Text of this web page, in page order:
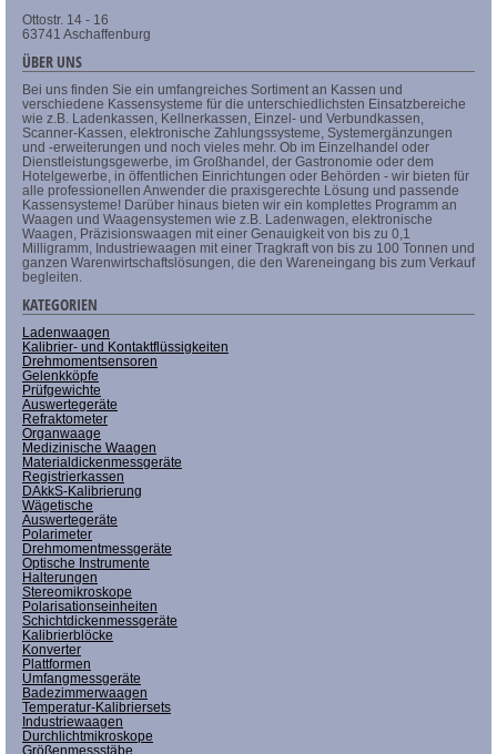
Ottostr. 14 - 16
63741 Aschaffenburg
ÜBER UNS
Bei uns finden Sie ein umfangreiches Sortiment an Kassen und
verschiedene Kassensysteme für die unterschiedlichsten Einsatzbereiche
wie z.B. Ladenkassen, Kellnerkassen, Einzel- und Verbundkassen,
Scanner-Kassen, elektronische Zahlungssysteme, Systemergänzungen
und -erweiterungen und noch vieles mehr. Ob im Einzelhandel oder
Dienstleistungsgewerbe, im Großhandel, der Gastronomie oder dem
Hotelgewerbe, in öffentlichen Einrichtungen oder Behörden - wir bieten für
alle professionellen Anwender die praxisgerechte Lösung und passende
Kassensysteme! Darüber hinaus bieten wir ein komplettes Programm an
Waagen und Waagensystemen wie z.B. Ladenwagen, elektronische
Waagen, Präzisionswaagen mit einer Genauigkeit von bis zu 0,1
Milligramm, Industriewaagen mit einer Tragkraft von bis zu 100 Tonnen und
ganzen Warenwirtschaftslösungen, die den Wareneingang bis zum Verkauf
begleiten.
KATEGORIEN
Ladenwaagen
Kalibrier- und Kontaktflüssigkeiten
Drehmomentsensoren
Gelenkköpfe
Prüfgewichte
Auswertegeräte
Refraktometer
Organwaage
Medizinische Waagen
Materialdickenmessgeräte
Registrierkassen
DAkkS-Kalibrierung
Wägetische
Auswertegeräte
Polarimeter
Drehmomentmessgeräte
Optische Instrumente
Halterungen
Stereomikroskope
Polarisationseinheiten
Schichtdickenmessgeräte
Kalibrierblöcke
Konverter
Plattformen
Umfangmessgeräte
Badezimmerwaagen
Temperatur-Kalibriersets
Industriewaagen
Durchlichtmikroskope
Größenmessstäbe